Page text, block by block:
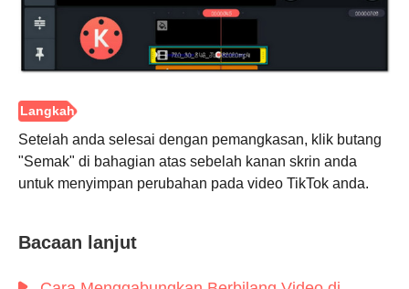
Setelah anda selesai dengan pemangkasan, klik butang
"Semak" di bahagian atas sebelah kanan skrin anda
untuk menyimpan perubahan pada video TikTok anda.
Bacaan lanjut